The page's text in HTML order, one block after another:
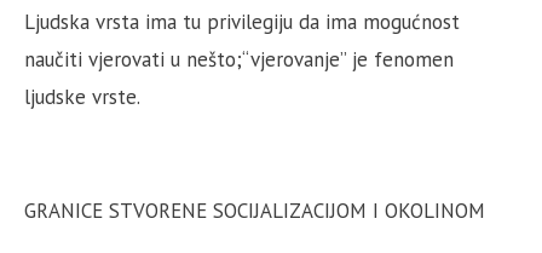
Ljudska vrsta ima tu privilegiju da ima mogućnost
naučiti vjerovati u nešto;“vjerovanje” je fenomen
ljudske vrste.
GRANICE STVORENE SOCIJALIZACIJOM I OKOLINOM